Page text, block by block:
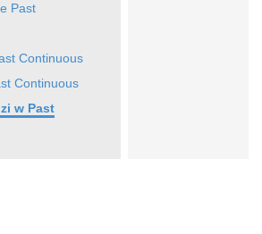
Past
Continuous
Continuous
w Past